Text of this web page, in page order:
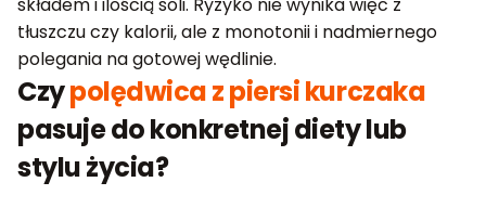
składem i ilością soli. Ryzyko nie wynika więc z
tłuszczu czy kalorii, ale z monotonii i nadmiernego
polegania na gotowej wędlinie.
Czypolędwica z piersi kurczaka
pasuje do konkretnej diety lub
stylu życia?